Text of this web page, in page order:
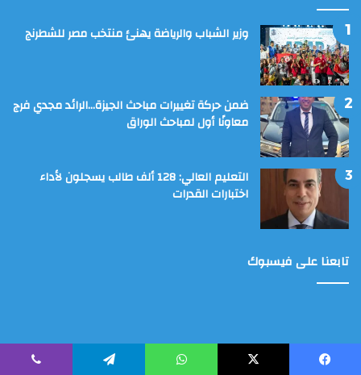
وزير الشباب والرياضة يهنئ منتخب مصر للشطرنج
ضمن حركة تغييرات مباحث الجيزة…الرائد مجدي فرج
معاونًا أول لمباحث الوراق
التعليم العالي: 128 ألف طالب يسجلون لأداء
اختبارات القدرات
تابعنا على فيسبوك